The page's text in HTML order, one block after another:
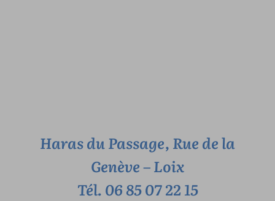
Haras du Passage, Rue de la
Genève – Loix
Tél. 06 85 07 22 15